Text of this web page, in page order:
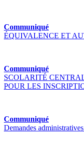
Communiqué
ÉQUIVALENCE ET
Communiqué
SCOLARITÉ
POUR LES
Communiqué
Demandes